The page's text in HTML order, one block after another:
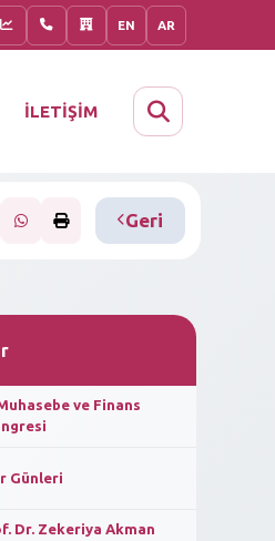
EN AR
İLETİŞİM
Geri
ve Finans
Günleri
Dr. Zekeriya Akman